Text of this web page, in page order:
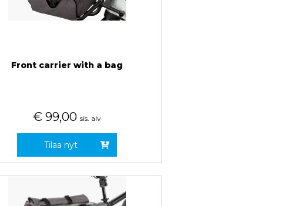
Front carrier with a bag
€ 99,00 sis. alv
Tilaa nyt